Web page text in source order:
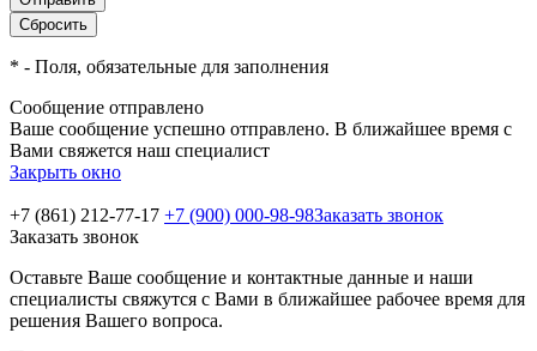
* - Поля, обязательные для заполнения
Сообщение отправлено
Ваше сообщение успешно отправлено. В ближайшее время с
Вами свяжется наш специалист
Закрыть окно
+7 (861) 212-77-17 +7 (900) 000-98-98Заказать звонок
Заказать звонок
Оставьте Ваше сообщение и контактные данные и наши
специалисты свяжутся с Вами в ближайшее рабочее время для
решения Вашего вопроса.